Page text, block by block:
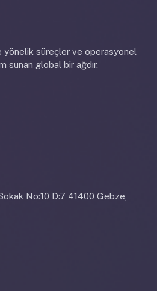
süreçler ve operasyonel
sunan global bir ağdır.
No:10 D:7 41400 Gebze,